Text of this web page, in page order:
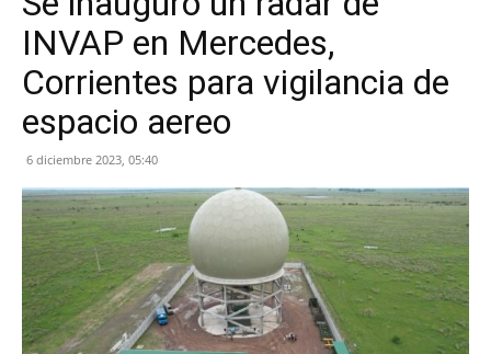
INVAP en Mercedes,
Corrientes para vigilancia de
espacio aereo
6 diciembre 2023, 05:40